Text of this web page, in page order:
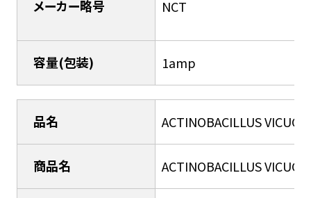
メーカー略号 NCT
容量(包装) 1amp
品名 ACTINOBACILLUS
商品名 ACTINOBACILLUS